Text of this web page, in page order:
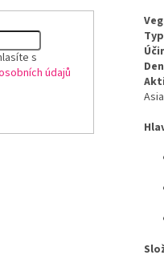
s
údajů